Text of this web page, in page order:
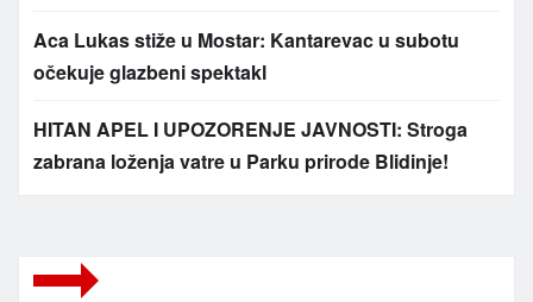
Aca Lukas stiže u Mostar: Kantarevac u subotu
očekuje glazbeni spektakl
HITAN APEL I UPOZORENJE JAVNOSTI: Stroga
zabrana loženja vatre u Parku prirode Blidinje!